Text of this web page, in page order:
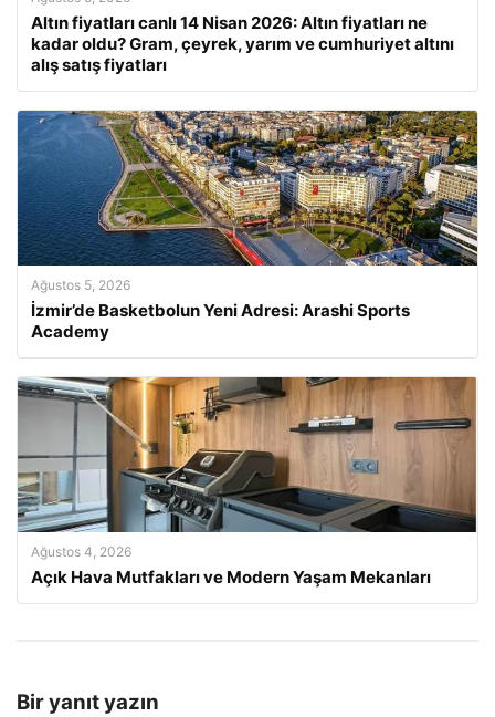
Altın fiyatları canlı 14 Nisan 2026: Altın fiyatları ne
kadar oldu? Gram, çeyrek, yarım ve cumhuriyet altını
alış satış fiyatları
Ağustos 5, 2026
İzmir’de Basketbolun Yeni Adresi: Arashi Sports
Academy
Ağustos 4, 2026
Açık Hava Mutfakları ve Modern Yaşam Mekanları
Bir yanıt yazın